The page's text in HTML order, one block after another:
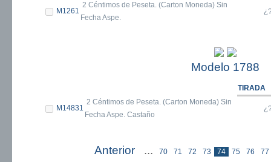
M1261
2 Céntimos de Peseta. (Carton Moneda) Sin
Fecha Aspe.
Modelo 1788
TIRADA
M14831
2 Céntimos de Peseta. (Carton Moneda) Sin
Fecha Aspe. Castaño
« Primera
Anterior ... 70 71 72 73 74 75 76 77